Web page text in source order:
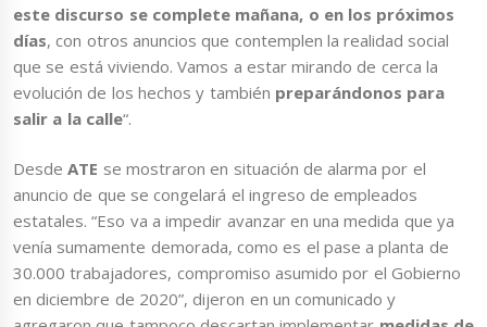
este discurso se complete mañana, o en los próximos
días, con otros anuncios que contemplen la realidad social
que se está viviendo. Vamos a estar mirando de cerca la
evolución de los hechos y también preparándonos para
salir a la calle“.
DesdeATE se mostraron en situación de alarma por el
anuncio de que se congelará el ingreso de empleados
estatales. “Eso va a impedir avanzar en una medida que ya
venía sumamente demorada, como es el pase a planta de
30.000 trabajadores, compromiso asumido por el Gobierno
en diciembre de 2020”, dijeron en un comunicado y